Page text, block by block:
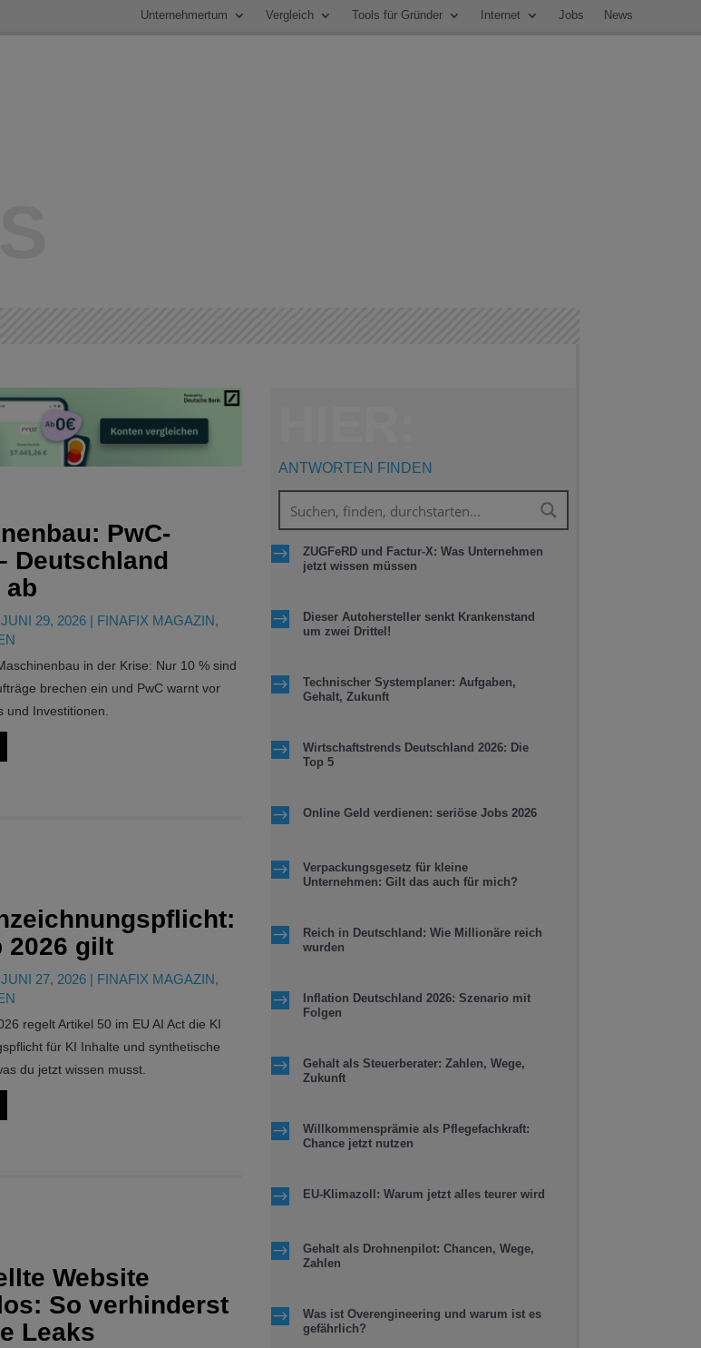
Unternehmertum Vergleich Tools für Gründer Internet Jobs News
PwC-
Deutschland
ab
JUNI 29, 2026| FINAFIX MAGAZIN,
in der Krise: Nur 10 % sind
brechen ein und PwC warnt vor
und Investitionen.
2026 gilt
JUNI 27, 2026| FINAFIX MAGAZIN,
regelt Artikel 50 im EU AI Act die KI
für KI Inhalte und synthetische
du jetzt wissen musst.
Website
So verhinderst
Leaks
ANTWORTEN FINDEN
$
ZUGFeRD und Factur-X: Was Unternehmen
jetzt wissen müssen
$
Dieser Autohersteller senkt Krankenstand
um zwei Drittel!
$
Technischer Systemplaner: Aufgaben,
Gehalt, Zukunft
$
Wirtschaftstrends Deutschland 2026: Die
Top 5
$ Online Geld verdienen: seriöse Jobs 2026
$
Verpackungsgesetz für kleine
Unternehmen: Gilt das auch für mich?
$
Reich in Deutschland: Wie Millionäre reich
wurden
$
Inflation Deutschland 2026: Szenario mit
Folgen
$
Gehalt als Steuerberater: Zahlen, Wege,
Zukunft
$
Willkommensprämie als Pflegefachkraft:
Chance jetzt nutzen
$ EU-Klimazoll: Warum jetzt alles teurer wird
$
Gehalt als Drohnenpilot: Chancen, Wege,
Zahlen
$
Was ist Overengineering und warum ist es
gefährlich?